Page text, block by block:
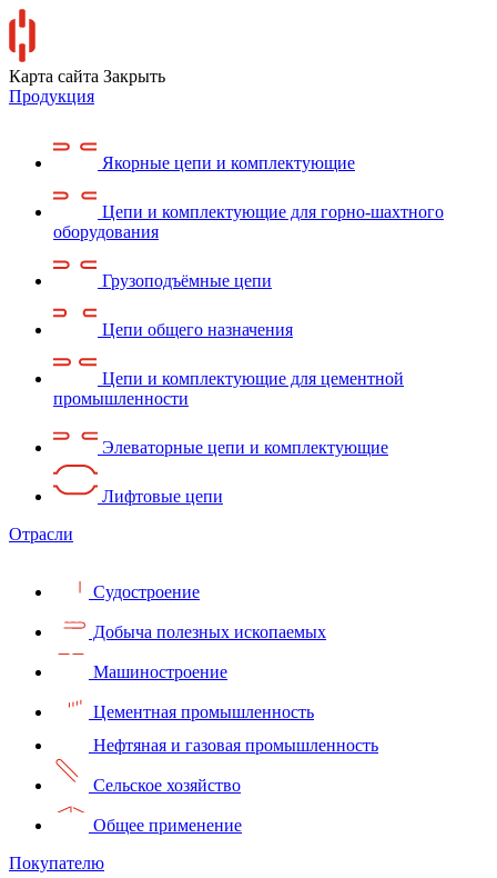
Карта сайта Закрыть
Продукция
Якорные цепи и комплектующие
Цепи и комплектующие для горно-шахтного
оборудования
Грузоподъёмные цепи
Цепи общего назначения
Цепи и комплектующие для цементной
промышленности
Элеваторные цепи и комплектующие
Лифтовые цепи
Отрасли
Судостроение
Добыча полезных ископаемых
Машиностроение
Цементная промышленность
Нефтяная и газовая промышленность
Сельское хозяйство
Общее применение
Покупателю